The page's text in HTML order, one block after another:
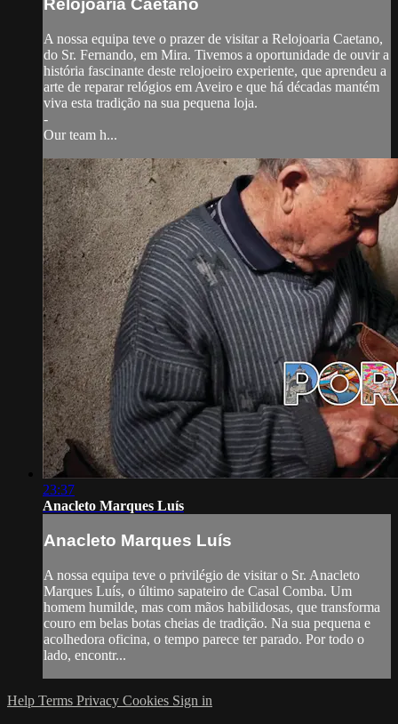
Relojoaria Caetano
A nossa equipa teve o prazer de visitar a Relojoaria Caetano,
do Sr. Fernando, em Mira. Tivemos a oportunidade de ouvir a
história fascinante deste relojoeiro experiente, que aprendeu a
arte de reparar relógios em Aveiro e que há décadas mantém
viva esta tradição na sua pequena loja.
-
Our team h...
23:37
Anacleto Marques Luís
Anacleto Marques Luís
A nossa equipa teve o privilégio de visitar o Sr. Anacleto
Marques Luís, o último sapateiro de Casal Comba. Um
homem humilde, mas com mãos habilidosas, que transforma
couro em belas botas cheias de tradição. Na sua pequena e
acolhedora oficina, o tempo parece ter parado. Por todo o
lado, encontr...
Help Terms Privacy Cookies Sign in